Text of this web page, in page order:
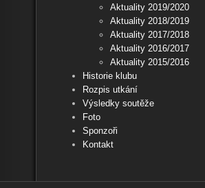
Aktuality 2019/2020
Aktuality 2018/2019
Aktuality 2017/2018
Aktuality 2016/2017
Aktuality 2015/2016
Historie klubu
Rozpis utkání
Výsledky soutěže
Foto
Sponzoři
Kontakt